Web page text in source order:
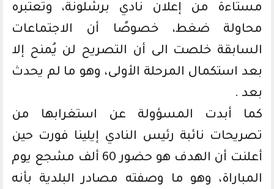
مستاءة من إعلان نادي برشلونة، وتعتبره
محاولة ضغط، خصوصًا أن الاجتماعات
السابقة خلصت الى أن التصريح لن يُمنح إلا
بعد استكمال المرحلة الأولى، وهو ما لم يحدث
بعد .
كما أبدت المسؤولة عن استغرابها من
تصريحات نائبة رئيس النادي إيلينا فورت حين
أعلنت أن الهدف هو حضور 60 ألف مشجع يوم
المباراة، وهو ما وصفته مصادر البلدية بأنه